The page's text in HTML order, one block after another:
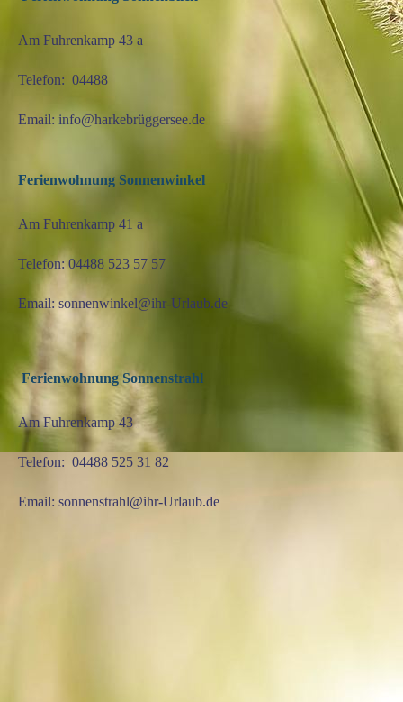
Am Fuhrenkamp 43 a
Telefon: 04488
Email: info@harkebrüggersee.de
Ferienwohnung Sonnenwinkel
Am Fuhrenkamp 41 a
Telefon: 04488 523 57 57
Email: sonnenwinkel@ihr-Urlaub.de
Ferienwohnung Sonnenstrahl
Am Fuhrenkamp 43
Telefon: 04488 525 31 82
Email: sonnenstrahl@ihr-Urlaub.de